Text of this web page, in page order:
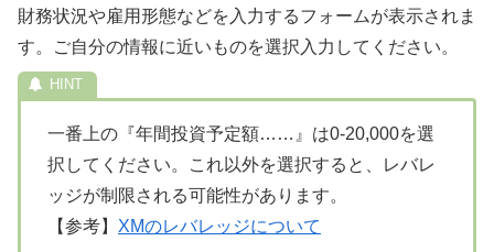
財務状況や雇用形態などを入力するフォームが表示されま
す。ご自分の情報に近いものを選択入力してください。
一番上の『年間投資予定額……』は0-20,000を選
択してください。これ以外を選択すると、レバレ
ッジが制限される可能性があります。
【参考】 XMのレバレッジについて